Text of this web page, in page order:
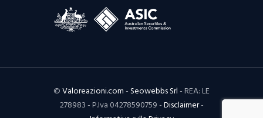
©Valoreazioni.com-Seowebbs Srl- REA: LE
278983 - P.Iva 04278590759 -Disclaimer-